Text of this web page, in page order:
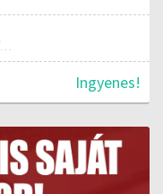
Munka-Tűz-Biztonság Szaktanácsadó Iroda
Ingyenes!